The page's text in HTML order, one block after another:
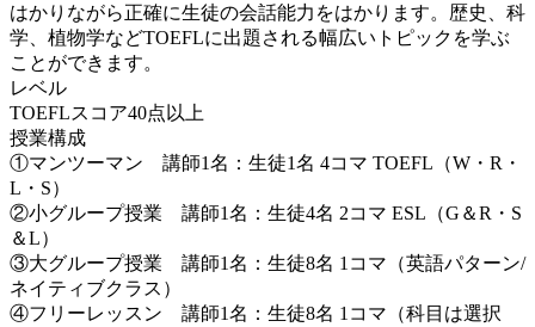
はかりながら正確に生徒の会話能力をはかります。歴史、科
学、植物学などTOEFLに出題される幅広いトピックを学ぶ
ことができます。
レベル
TOEFLスコア40点以上
授業構成
①マンツーマン 講師1名：生徒1名 4コマ TOEFL（W・R・
L・S）
②小グループ授業 講師1名：生徒4名 2コマ ESL（G＆R・S
＆L）
③大グループ授業 講師1名：生徒8名 1コマ（英語パターン/
ネイティブクラス）
④フリーレッスン 講師1名：生徒8名 1コマ（科目は選択